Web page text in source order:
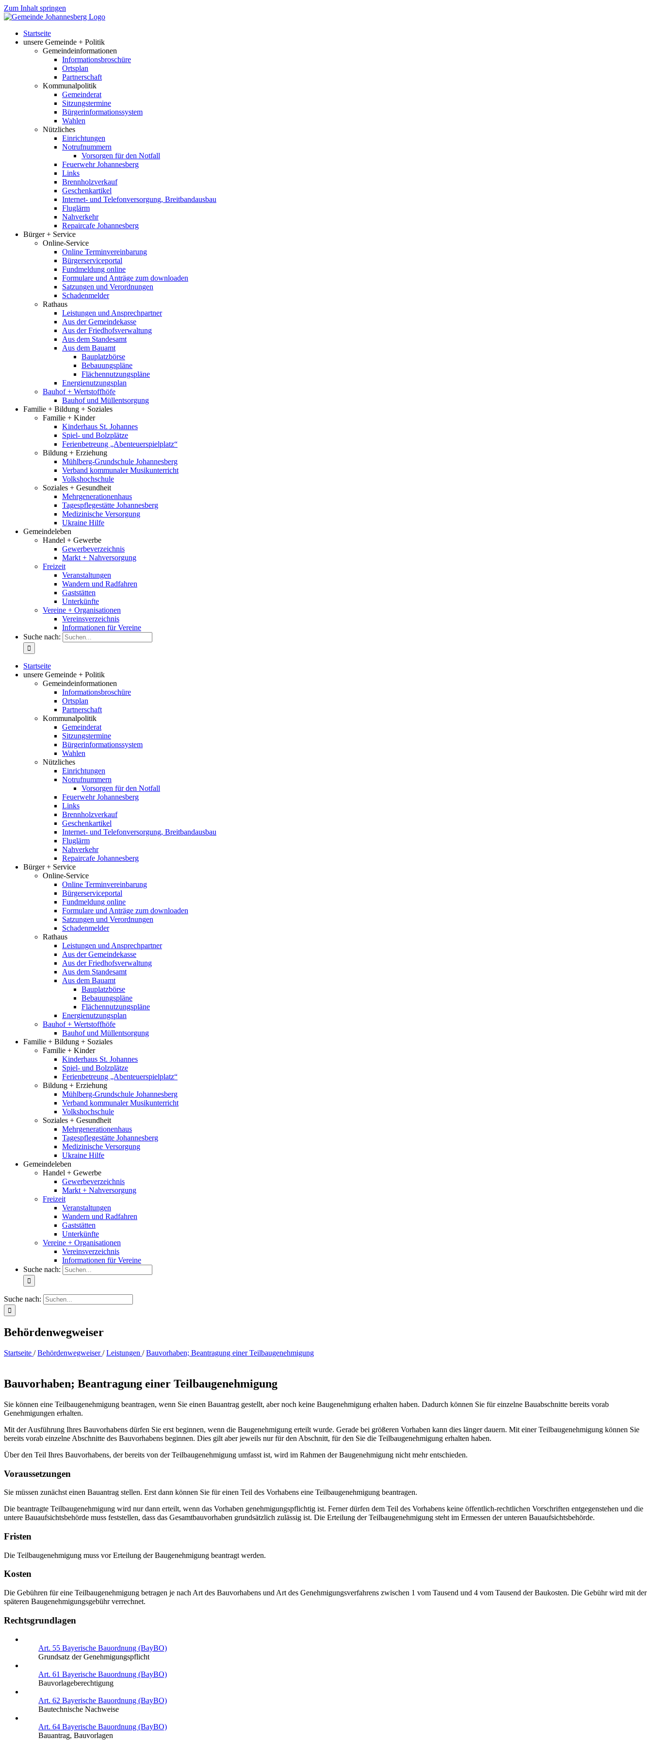
Zum Inhalt springen
Startseite
unsere Gemeinde + Politik
Gemeindeinformationen
Informationsbroschüre
Ortsplan
Partnerschaft
Kommunalpolitik
Gemeinderat
Sitzungstermine
Bürgerinformationssystem
Wahlen
Nützliches
Einrichtungen
Notrufnummern
Vorsorgen für den Notfall
Feuerwehr Johannesberg
Links
Brennholzverkauf
Geschenkartikel
Internet- und Telefonversorgung, Breitbandausbau
Fluglärm
Nahverkehr
Repaircafe Johannesberg
Bürger + Service
Online-Service
Online Terminvereinbarung
Bürgerserviceportal
Fundmeldung online
Formulare und Anträge zum downloaden
Satzungen und Verordnungen
Schadenmelder
Rathaus
Leistungen und Ansprechpartner
Aus der Gemeindekasse
Aus der Friedhofsverwaltung
Aus dem Standesamt
Aus dem Bauamt
Bauplatzbörse
Bebauungspläne
Flächennutzungspläne
Energienutzungsplan
Bauhof + Wertstoffhöfe
Bauhof und Müllentsorgung
Familie + Bildung + Soziales
Familie + Kinder
Kinderhaus St. Johannes
Spiel- und Bolzplätze
Ferienbetreung „Abenteuerspielplatz“
Bildung + Erziehung
Mühlberg-Grundschule Johannesberg
Verband kommunaler Musikunterricht
Volkshochschule
Soziales + Gesundheit
Mehrgenerationenhaus
Tagespflegestätte Johannesberg
Medizinische Versorgung
Ukraine Hilfe
Gemeindeleben
Handel + Gewerbe
Gewerbeverzeichnis
Markt + Nahversorgung
Freizeit
Veranstaltungen
Wandern und Radfahren
Gaststätten
Unterkünfte
Vereine + Organisationen
Vereinsverzeichnis
Informationen für Vereine
Suche nach:
Startseite
unsere Gemeinde + Politik
Gemeindeinformationen
Informationsbroschüre
Ortsplan
Partnerschaft
Kommunalpolitik
Gemeinderat
Sitzungstermine
Bürgerinformationssystem
Wahlen
Nützliches
Einrichtungen
Notrufnummern
Vorsorgen für den Notfall
Feuerwehr Johannesberg
Links
Brennholzverkauf
Geschenkartikel
Internet- und Telefonversorgung, Breitbandausbau
Fluglärm
Nahverkehr
Repaircafe Johannesberg
Bürger + Service
Online-Service
Online Terminvereinbarung
Bürgerserviceportal
Fundmeldung online
Formulare und Anträge zum downloaden
Satzungen und Verordnungen
Schadenmelder
Rathaus
Leistungen und Ansprechpartner
Aus der Gemeindekasse
Aus der Friedhofsverwaltung
Aus dem Standesamt
Aus dem Bauamt
Bauplatzbörse
Bebauungspläne
Flächennutzungspläne
Energienutzungsplan
Bauhof + Wertstoffhöfe
Bauhof und Müllentsorgung
Familie + Bildung + Soziales
Familie + Kinder
Kinderhaus St. Johannes
Spiel- und Bolzplätze
Ferienbetreung „Abenteuerspielplatz“
Bildung + Erziehung
Mühlberg-Grundschule Johannesberg
Verband kommunaler Musikunterricht
Volkshochschule
Soziales + Gesundheit
Mehrgenerationenhaus
Tagespflegestätte Johannesberg
Medizinische Versorgung
Ukraine Hilfe
Gemeindeleben
Handel + Gewerbe
Gewerbeverzeichnis
Markt + Nahversorgung
Freizeit
Veranstaltungen
Wandern und Radfahren
Gaststätten
Unterkünfte
Vereine + Organisationen
Vereinsverzeichnis
Informationen für Vereine
Suche nach:
Suche nach:
Behördenwegweiser
Startseite / Behördenwegweiser / Leistungen / Bauvorhaben; Beantragung einer Teilbaugenehmigung
Bauvorhaben; Beantragung einer Teilbaugenehmigung
Sie können eine Teilbaugenehmigung beantragen, wenn Sie einen Bauantrag gestellt, aber noch keine Baugenehmigung erhalten haben. Dadurch können Sie für einzelne Bauabschnitte bereits vorab
Genehmigungen erhalten.
Mit der Ausführung Ihres Bauvorhabens dürfen Sie erst beginnen, wenn die Baugenehmigung erteilt wurde. Gerade bei größeren Vorhaben kann dies länger dauern. Mit einer Teilbaugenehmigung können Sie
bereits vorab einzelne Abschnitte des Bauvorhabens beginnen. Dies gilt aber jeweils nur für den Abschnitt, für den Sie die Teilbaugenehmigung erhalten haben.
Über den Teil Ihres Bauvorhabens, der bereits von der Teilbaugenehmigung umfasst ist, wird im Rahmen der Baugenehmigung nicht mehr entschieden.
Voraussetzungen
Sie müssen zunächst einen Bauantrag stellen. Erst dann können Sie für einen Teil des Vorhabens eine Teilbaugenehmigung beantragen.
Die beantragte Teilbaugenehmigung wird nur dann erteilt, wenn das Vorhaben genehmigungspflichtig ist. Ferner dürfen dem Teil des Vorhabens keine öffentlich-rechtlichen Vorschriften entgegenstehen und die
untere Bauaufsichtsbehörde muss feststellen, dass das Gesamtbauvorhaben grundsätzlich zulässig ist. Die Erteilung der Teilbaugenehmigung steht im Ermessen der unteren Bauaufsichtsbehörde.
Fristen
Die Teilbaugenehmigung muss vor Erteilung der Baugenehmigung beantragt werden.
Kosten
Die Gebühren für eine Teilbaugenehmigung betragen je nach Art des Bauvorhabens und Art des Genehmigungsverfahrens zwischen 1 vom Tausend und 4 vom Tausend der Baukosten. Die Gebühr wird mit der
späteren Baugenehmigungsgebühr verrechnet.
Rechtsgrundlagen
Art. 55 Bayerische Bauordnung (BayBO)
Grundsatz der Genehmigungspflicht
Art. 61 Bayerische Bauordnung (BayBO)
Bauvorlageberechtigung
Art. 62 Bayerische Bauordnung (BayBO)
Bautechnische Nachweise
Art. 64 Bayerische Bauordnung (BayBO)
Bauantrag, Bauvorlagen